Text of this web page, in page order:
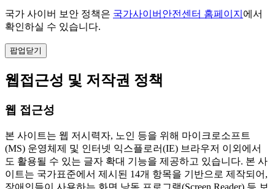
국가 사이버 보안 정책은 국가사이버안전센터 홈페이지 에서
확인하실 수 있습니다.
팝업닫기
웹접근성 및 저작권 정책
웹 접근성
본 사이트는 웹 저시력자, 노인 등을 위해 마이크로소프트
(MS) 운영체제 및 인터넷 익스플로러(IE) 브라우저 이외에서
도 활용될 수 있는 글자 확대 기능을 제공하고 있습니다. 본 사
이트는 국가표준에서 제시된 14개 항목을 기반으로 제작되어,
장애인들이 사용하는 화면 낭독 프로그램(Screen Reader) 등 보